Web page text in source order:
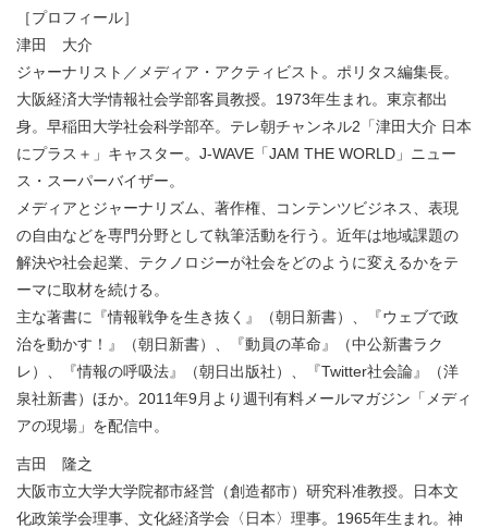
［プロフィール］
津田 大介
ジャーナリスト／メディア・アクティビスト。ポリタス編集長。
大阪経済大学情報社会学部客員教授。1973年生まれ。東京都出
身。早稲田大学社会科学部卒。テレ朝チャンネル2「津田大介 日本
にプラス＋」キャスター。J-WAVE「JAM THE WORLD」ニュー
ス・スーパーバイザー。
メディアとジャーナリズム、著作権、コンテンツビジネス、表現
の自由などを専門分野として執筆活動を行う。近年は地域課題の
解決や社会起業、テクノロジーが社会をどのように変えるかをテ
ーマに取材を続ける。
主な著書に『情報戦争を生き抜く』（朝日新書）、『ウェブで政
治を動かす！』（朝日新書）、『動員の革命』（中公新書ラク
レ）、『情報の呼吸法』（朝日出版社）、『Twitter社会論』（洋
泉社新書）ほか。2011年9月より週刊有料メールマガジン「メディ
アの現場」を配信中。
吉田 隆之
大阪市立大学大学院都市経営（創造都市）研究科准教授。日本文
化政策学会理事、文化経済学会〈日本〉理事。1965年生まれ。神